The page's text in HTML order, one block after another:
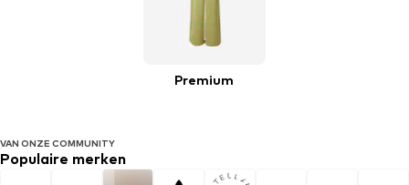
VAN ONZE COMMUNITY
Populaire merken
Premium